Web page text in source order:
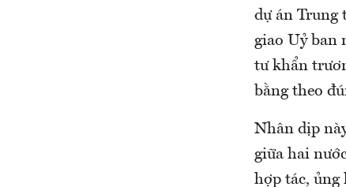
dự án Trung
giao Uỷ ban
tư khẩn
bằng theo
Nhân dịp
giữa hai
hợp tác, ủng